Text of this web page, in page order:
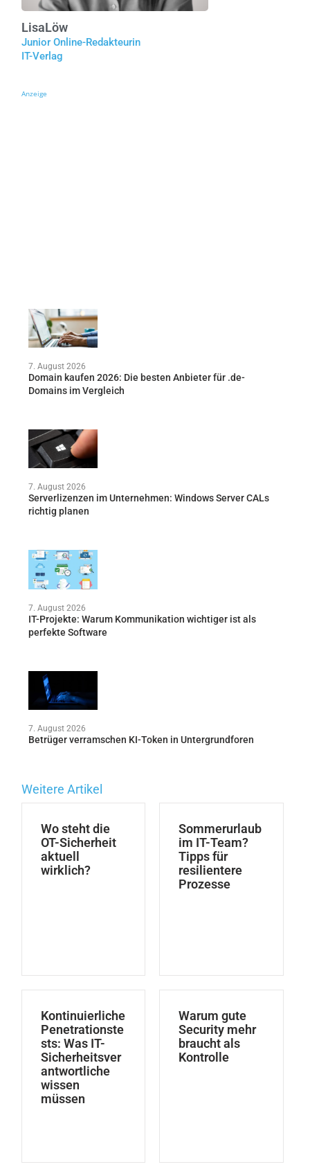
LisaLöw
Junior Online-Redakteurin
IT-Verlag
Anzeige
7. August 2026
Domain kaufen 2026: Die besten Anbieter für .de-
Domains im Vergleich
7. August 2026
Serverlizenzen im Unternehmen: Windows Server CALs
richtig planen
7. August 2026
IT-Projekte: Warum Kommunikation wichtiger ist als
perfekte Software
7. August 2026
Betrüger verramschen KI-Token in Untergrundforen
Weitere Artikel
Wo steht die
OT-Sicherheit
aktuell
wirklich?
Sommerurlaub
im IT-Team?
Tipps für
resilientere
Prozesse
Kontinuierliche
Penetrationste
sts: Was IT-
Sicherheitsver
antwortliche
wissen
müssen
Warum gute
Security mehr
braucht als
Kontrolle